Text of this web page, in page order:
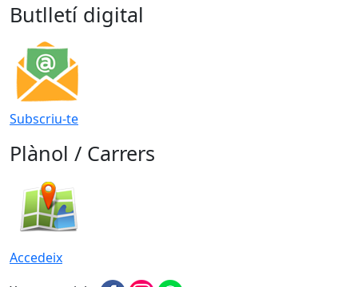
Butlletí digital
Subscriu-te
Plànol / Carrers
Accedeix